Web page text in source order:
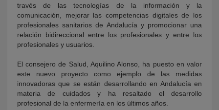
través de las tecnologías de la información y la
comunicación, mejorar las competencias digitales de los
profesionales sanitarios de Andalucía y promocionar una
relación bidireccional entre los profesionales y entre los
profesionales y usuarios.
El consejero de Salud, Aquilino Alonso, ha puesto en valor
este nuevo proyecto como ejemplo de las medidas
innovadoras que se están desarrollando en Andalucía en
materia de cuidados y ha resaltado el desarrollo
profesional de la enfermería en los últimos años.